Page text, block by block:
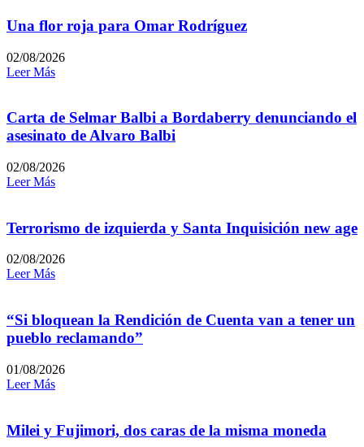
Una flor roja para Omar Rodríguez
02/08/2026
Leer Más
Carta de Selmar Balbi a Bordaberry denunciando el
asesinato de Alvaro Balbi
02/08/2026
Leer Más
Terrorismo de izquierda y Santa Inquisición new age
02/08/2026
Leer Más
“Si bloquean la Rendición de Cuenta van a tener un
pueblo reclamando”
01/08/2026
Leer Más
Milei y Fujimori, dos caras de la misma moneda